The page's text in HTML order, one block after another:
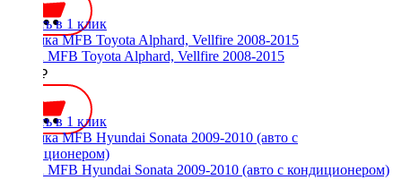
Купить в 1 клик
Рамка MFB Toyota Alphard, Vellfire 2008-2015
2300 ₽
Купить в 1 клик
Рамка MFB Hyundai Sonata 2009-2010 (авто с кондиционером)